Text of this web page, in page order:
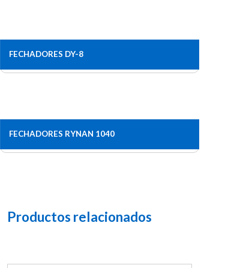
FECHADORES DY-8
FECHADORES RYNAN 1040
Productos relacionados